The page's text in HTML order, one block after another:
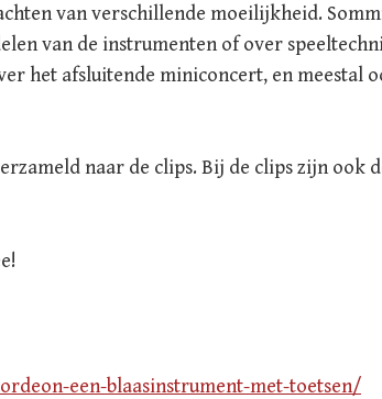
van verschillende moeilijkheid.
van de instrumenten of over
het afsluitende miniconcert, en meestal
naar de clips. Bij de clips zijn ook
een-blaasinstrument-met-toetsen/